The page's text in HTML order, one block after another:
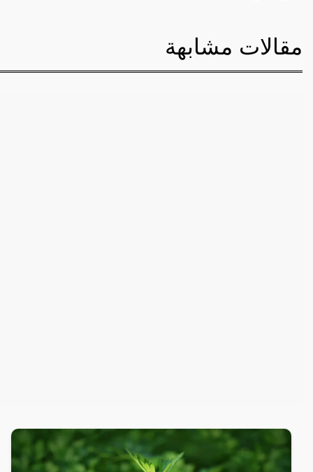
مقالات مشابهة